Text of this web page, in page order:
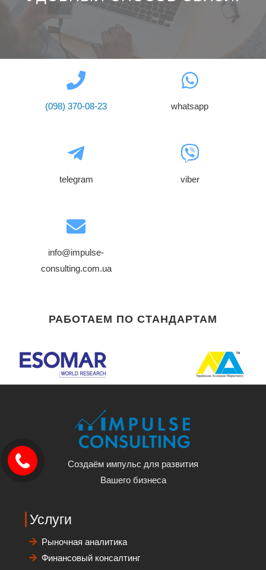
(098) 370-08-23 whatsapp
telegram viber
info@impulse-
consulting.com.ua
РАБОТАЕМ ПО СТАНДАРТАМ
Создаём импульс для развития
Вашего бизнеса
Услуги
Рыночная аналитика
Финансовый консалтинг